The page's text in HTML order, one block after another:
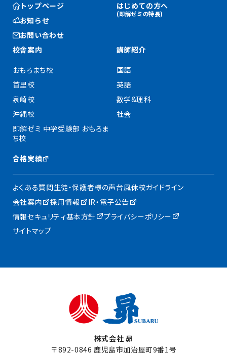
トップページ
お知らせ
お問い合わせ
はじめての方へ
(即解ゼミの特長)
校舎案内
おもろまち校
首里校
泉崎校
沖縄校
即解ゼミ 中学受験部 おもろま
ち校
講師紹介
国語
英語
数学&理科
社会
合格実績
よくある質問生徒・保護者様の声台風休校ガイドライン
会社案内
採用情報
IR・電子公告
情報セキュリティ基本方針
プライバシーポリシー
サイトマップ
株式会社 昴
〒892-0846 鹿児島市加治屋町9番1号